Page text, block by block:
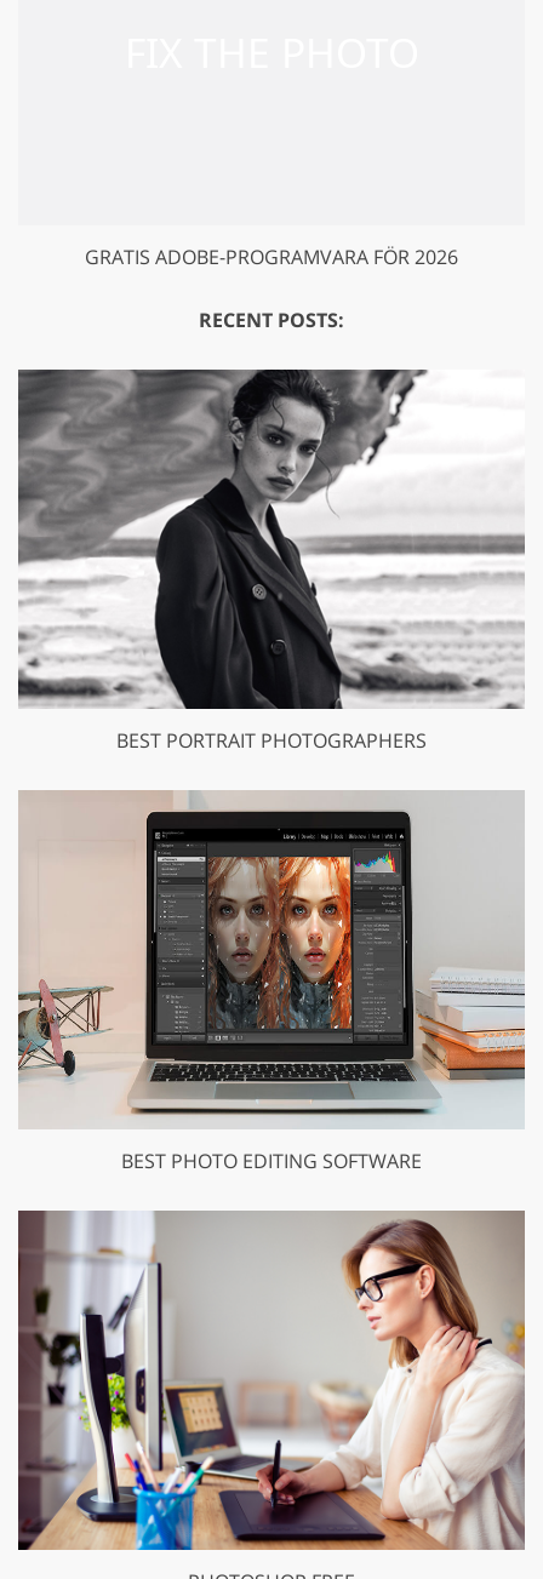
GRATIS ADOBE-PROGRAMVARA FÖR 2026
RECENT POSTS:
BEST PORTRAIT PHOTOGRAPHERS
BEST PHOTO EDITING SOFTWARE